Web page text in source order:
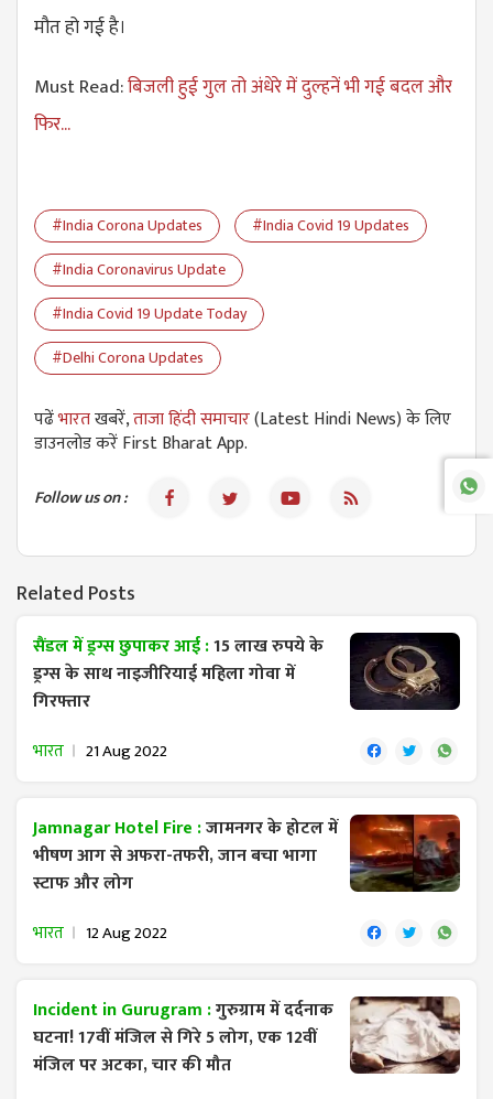
मौत हो गई है।
Must Read:बिजली हुई गुल तो अंधेरे में दुल्हनें भी गई बदल और
फिर...
#India Corona Updates
#India Covid 19 Updates
#India Coronavirus Update
#India Covid 19 Update Today
#Delhi Corona Updates
पढेंभारतखबरें,ताजा हिंदी समाचार(Latest Hindi News) के लिए
डाउनलोड करें First Bharat App.
Follow us on :
Related Posts
सैंडल में ड्रग्स छुपाकर आई :15 लाख रुपये के
ड्रग्स के साथ नाइजीरियाई महिला गोवा में
गिरफ्तार
भारत 21 Aug 2022
Jamnagar Hotel Fire :जामनगर के होटल में
भीषण आग से अफरा-तफरी, जान बचा भागा
स्टाफ और लोग
भारत 12 Aug 2022
Incident in Gurugram :गुरुग्राम में दर्दनाक
घटना! 17वीं मंजिल से गिरे 5 लोग, एक 12वीं
मंजिल पर अटका, चार की मौत